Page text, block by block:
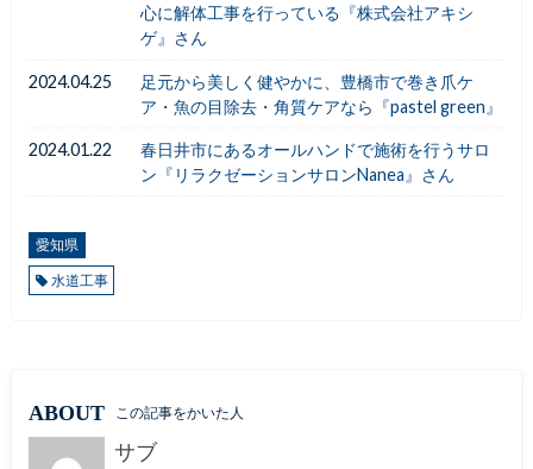
心に解体工事を行っている『株式会社アキシ
ゲ』さん
2024.04.25
足元から美しく健やかに、豊橋市で巻き爪ケ
ア・魚の目除去・角質ケアなら『pastel green』
2024.01.22
春日井市にあるオールハンドで施術を行うサロ
ン『リラクゼーションサロンNanea』さん
愛知県
水道工事
ABOUT この記事をかいた人
サブ